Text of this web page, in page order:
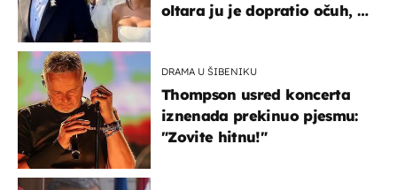
oltara ju je dopratio očuh, a
DRAMA U ŠIBENIKU
Thompson usred koncerta
iznenada prekinuo pjesmu:
"Zovite hitnu!"